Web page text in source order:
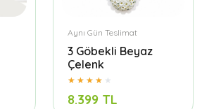
Aynı Gün Teslimat
3 Göbekli Beyaz
Çelenk
8.399 TL